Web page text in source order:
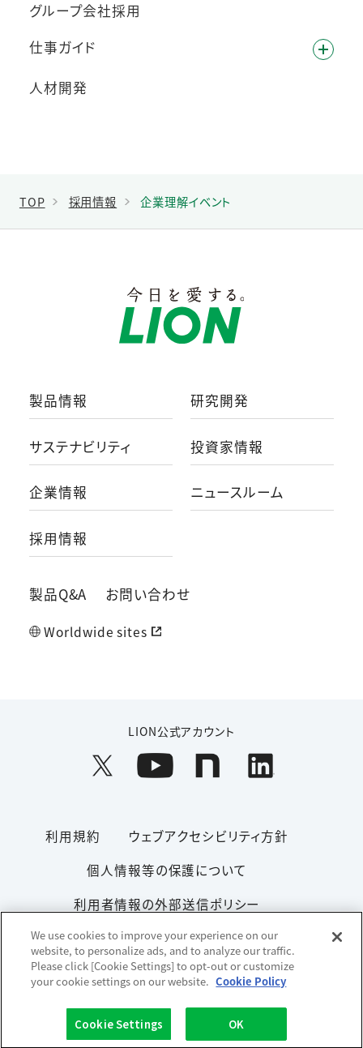
グループ会社採用
仕事ガイド
人材開発
TOP 採用情報 企業理解イベント
製品情報 研究開発
サステナビリティ 投資家情報
企業情報 ニュースルーム
採用情報
製品Q&A お問い合わせ
Worldwide sites
LION公式アカウント
利用規約
ウェブアクセシビリティ方針
個人情報等の保護について
利用者情報の外部送信ポリシー
ソーシャルメディアポリシー
サイトマップ
Copyright© 1996-2026 Lion Corporation. All rights reserved.
We use cookies to improve your experience on our
website, to personalize ads, and to analyze our traffic.
Please click [Cookie Settings] to opt-out or customize
your cookie settings on our website. Cookie Policy
Cookie Settings OK